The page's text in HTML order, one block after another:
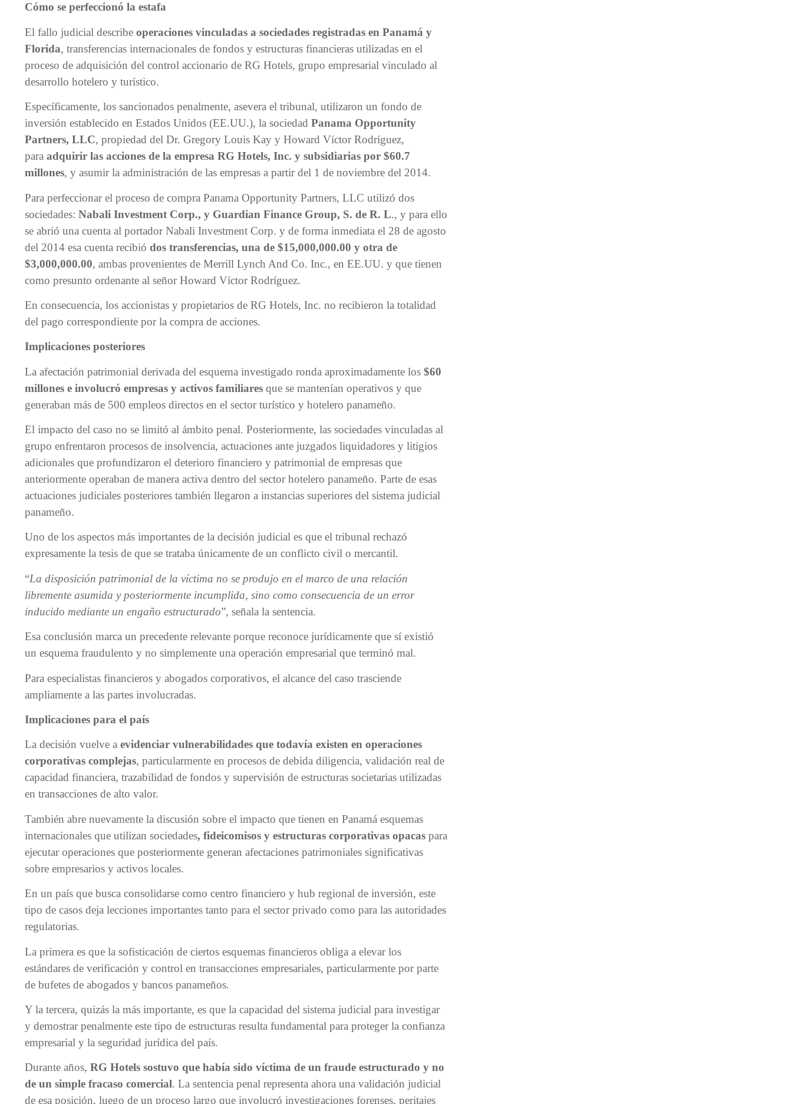
Cómo se perfeccionó la estafa
El fallo judicial describe operaciones vinculadas a sociedades registradas en Panamá y
Florida, transferencias internacionales de fondos y estructuras financieras utilizadas en el
proceso de adquisición del control accionario de RG Hotels, grupo empresarial vinculado al
desarrollo hotelero y turístico.
Específicamente, los sancionados penalmente, asevera el tribunal, utilizaron un fondo de
inversión establecido en Estados Unidos (EE.UU.), la sociedad Panama Opportunity
Partners, LLC, propiedad del Dr. Gregory Louis Kay y Howard Víctor Rodríguez,
para adquirir las acciones de la empresa RG Hotels, Inc. y subsidiarias por $60.7
millones, y asumir la administración de las empresas a partir del 1 de noviembre del 2014.
Para perfeccionar el proceso de compra Panama Opportunity Partners, LLC utilizó dos
sociedades: Nabali Investment Corp., y Guardian Finance Group, S. de R. L., y para ello
se abrió una cuenta al portador Nabali Investment Corp. y de forma inmediata el 28 de agosto
del 2014 esa cuenta recibió dos transferencias, una de $15,000,000.00 y otra de
$3,000,000.00, ambas provenientes de Merrill Lynch And Co. Inc., en EE.UU. y que tienen
como presunto ordenante al señor Howard Víctor Rodríguez.
En consecuencia, los accionistas y propietarios de RG Hotels, Inc. no recibieron la totalidad
del pago correspondiente por la compra de acciones.
Implicaciones posteriores
La afectación patrimonial derivada del esquema investigado ronda aproximadamente los $60
millones e involucró empresas y activos familiares que se mantenían operativos y que
generaban más de 500 empleos directos en el sector turístico y hotelero panameño.
El impacto del caso no se limitó al ámbito penal. Posteriormente, las sociedades vinculadas al
grupo enfrentaron procesos de insolvencia, actuaciones ante juzgados liquidadores y litigios
adicionales que profundizaron el deterioro financiero y patrimonial de empresas que
anteriormente operaban de manera activa dentro del sector hotelero panameño. Parte de esas
actuaciones judiciales posteriores también llegaron a instancias superiores del sistema judicial
panameño.
Uno de los aspectos más importantes de la decisión judicial es que el tribunal rechazó
expresamente la tesis de que se trataba únicamente de un conflicto civil o mercantil.
“La disposición patrimonial de la víctima no se produjo en el marco de una relación
libremente asumida y posteriormente incumplida, sino como consecuencia de un error
inducido mediante un engaño estructurado”, señala la sentencia.
Esa conclusión marca un precedente relevante porque reconoce jurídicamente que sí existió
un esquema fraudulento y no simplemente una operación empresarial que terminó mal.
Para especialistas financieros y abogados corporativos, el alcance del caso trasciende
ampliamente a las partes involucradas.
Implicaciones para el país
La decisión vuelve a evidenciar vulnerabilidades que todavía existen en operaciones
corporativas complejas, particularmente en procesos de debida diligencia, validación real de
capacidad financiera, trazabilidad de fondos y supervisión de estructuras societarias utilizadas
en transacciones de alto valor.
También abre nuevamente la discusión sobre el impacto que tienen en Panamá esquemas
internacionales que utilizan sociedades, fideicomisos y estructuras corporativas opacas para
ejecutar operaciones que posteriormente generan afectaciones patrimoniales significativas
sobre empresarios y activos locales.
En un país que busca consolidarse como centro financiero y hub regional de inversión, este
tipo de casos deja lecciones importantes tanto para el sector privado como para las autoridades
regulatorias.
La primera es que la sofisticación de ciertos esquemas financieros obliga a elevar los
estándares de verificación y control en transacciones empresariales, particularmente por parte
de bufetes de abogados y bancos panameños.
Y la tercera, quizás la más importante, es que la capacidad del sistema judicial para investigar
y demostrar penalmente este tipo de estructuras resulta fundamental para proteger la confianza
empresarial y la seguridad jurídica del país.
Durante años, RG Hotels sostuvo que había sido víctima de un fraude estructurado y no
de un simple fracaso comercial. La sentencia penal representa ahora una validación judicial
de esa posición, luego de un proceso largo que involucró investigaciones forenses, peritajes